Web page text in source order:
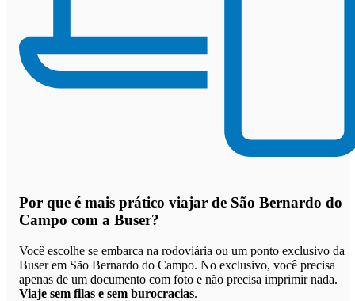
Por que é mais prático viajar de São Bernardo do
Campo com a Buser?
Você escolhe se embarca na rodoviária ou um ponto exclusivo da
Buser em São Bernardo do Campo. No exclusivo, você precisa
apenas de um documento com foto e não precisa imprimir nada.
Viaje sem filas e sem burocracias.